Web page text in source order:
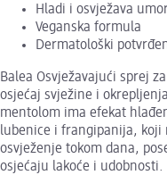
Hladi i osvježava
Veganska formula
Dermatološki
Balea Osvježavajući sprej
osjećaj svježine i
mentolom ima efekat
lubenice i frangipanija, koji
osvježenje tokom dana,
osjećaju lakoće i